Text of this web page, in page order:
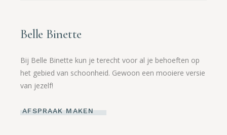
Belle Binette
Bij Belle Binette kun je terecht voor al je behoeften op
het gebied van schoonheid. Gewoon een mooiere versie
van jezelf!
AFSPRAAK MAKEN